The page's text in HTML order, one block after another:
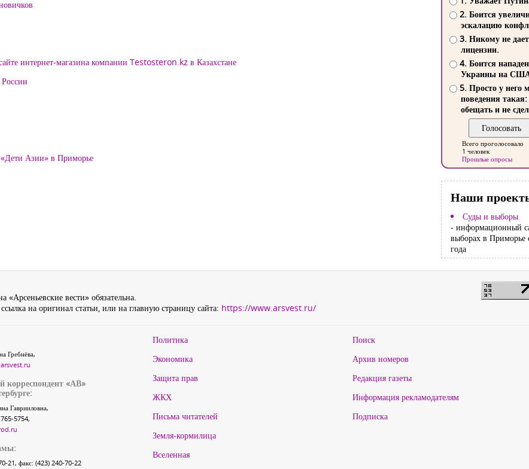
интернет-магазина компании Testosteron.kz в Казахстане
«Дети Азии» в Приморье
2. Боится
эскалацию
3. Никому не
лицензии.
4. Боится
Украины на
5. Просто у него
поведения такая:
обещать и не
Всего проголосовало
1 человек
Прошлые опросы
Наши
Суды и выборы
- информационный
выборах в Приморье
года
вести» обязательна.
на оригинал статьи, или на главную страницу сайта: https://www.arsvest.ru/
Гребнёва,
корреспондент «АВ»
Гаврииловна,
5754,
21, факс: (423) 240-70-22
Политика
Экономика
Защита прав
ЖКХ
Письма читателей
Земля-кормилица
Вселенная
Поиск
Архив номеров
Редакция газеты
Информация рекламодателям
Подписка